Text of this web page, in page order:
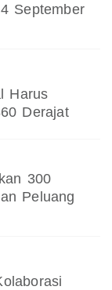
September
Harus
Derajat
300
Peluang